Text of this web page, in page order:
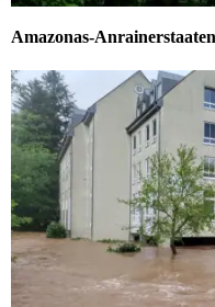
Amazonas-